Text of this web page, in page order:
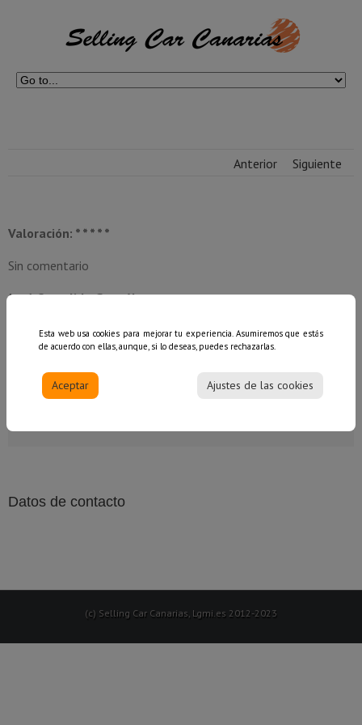
Anterior Siguiente
Valoración: * * * * *
Sin comentario
José Cumplido González
Compartir esto, Elija su plataforma
Datos de contacto
(c) Selling Car Canarias, Lgmi.es 2012-2023
Esta web usa cookies para mejorar tu experiencia. Asumiremos que estás
de acuerdo con ellas, aunque, si lo deseas, puedes rechazarlas.
Aceptar Ajustes de las cookies